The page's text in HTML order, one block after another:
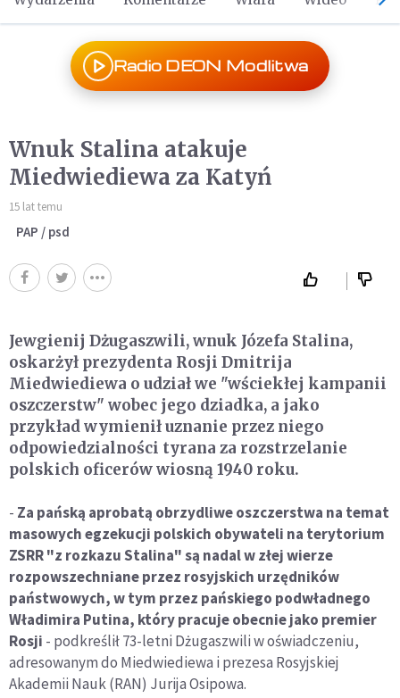
Radio DEON Modlitwa
Wnuk Stalina atakuje
Miedwiediewa za Katyń
15 lat temu
PAP / psd
Jewgienij Dżugaszwili, wnuk Józefa Stalina,
oskarżył prezydenta Rosji Dmitrija
Miedwiediewa o udział we "wściekłej kampanii
oszczerstw" wobec jego dziadka, a jako
przykład wymienił uznanie przez niego
odpowiedzialności tyrana za rozstrzelanie
polskich oficerów wiosną 1940 roku.
- Za pańską aprobatą obrzydliwe oszczerstwa na temat
masowych egzekucji polskich obywateli na terytorium
ZSRR "z rozkazu Stalina" są nadal w złej wierze
rozpowszechniane przez rosyjskich urzędników
państwowych, w tym przez pańskiego podwładnego
Władimira Putina, który pracuje obecnie jako premier
Rosji - podkreślił 73-letni Dżugaszwili w oświadczeniu,
adresowanym do Miedwiediewa i prezesa Rosyjskiej
Akademii Nauk (RAN) Jurija Osipowa.